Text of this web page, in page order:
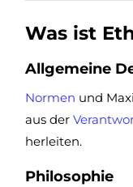
Was ist
Allgemeine
Normen und
aus der
herleiten.
Philosophie